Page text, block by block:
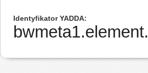
Identyfikator YADDA